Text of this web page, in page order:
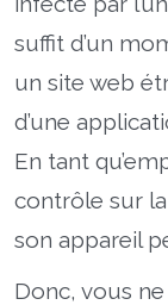
suffit d’un
un site web
d’une
En tant
contrôle sur
son appareil
Donc, vous